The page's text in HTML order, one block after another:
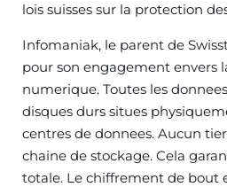
lois suisses sur la protection
Infomaniak, le parent de
pour son engagement envers
numerique. Toutes les
disques durs situes
centres de donnees. Aucun
chaine de stockage. Cela
totale. Le chiffrement de bout